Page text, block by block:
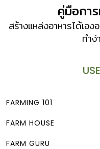
เจ้ารังสิตประยูรศักดิ์ (วัง
เจ้าเยาวภาพงศ์สนิธ วังพ
ซึ่งปัจจุบันเป็นอาคารสำนัก
คู่มือกา
สร้างแหล่งอาหารได้เ
ทำ
FARMING 101
FARM HOUSE
FARM GURU